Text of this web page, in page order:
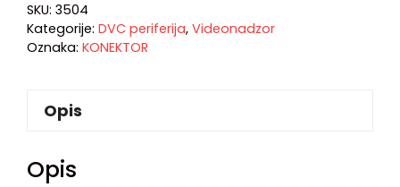
SKU: 3504
Kategorije: DVC periferija, Videonadzor
Oznaka: KONEKTOR
Opis
Opis